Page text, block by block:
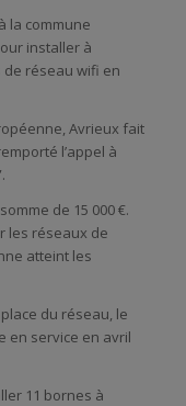
la commune
installer à
réseau wifi en
Avrieux fait
l’appel à
de 15 000 €.
les réseaux de
atteint les
du réseau, le
en service en avril
11 bornes à